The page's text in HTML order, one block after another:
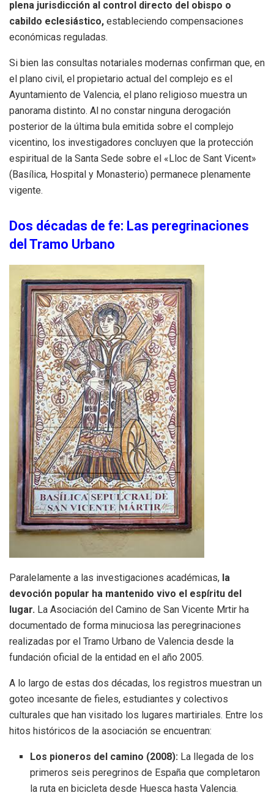
plena jurisdicción al control directo del obispo o
cabildo eclesiástico, estableciendo compensaciones
económicas reguladas.
Si bien las consultas notariales modernas confirman que, en
el plano civil, el propietario actual del complejo es el
Ayuntamiento de Valencia, el plano religioso muestra un
panorama distinto. Al no constar ninguna derogación
posterior de la última bula emitida sobre el complejo
vicentino, los investigadores concluyen que la protección
espiritual de la Santa Sede sobre el «Lloc de Sant Vicent»
(Basílica, Hospital y Monasterio) permanece plenamente
vigente.
Dos décadas de fe: Las peregrinaciones
del Tramo Urbano
Paralelamente a las investigaciones académicas, la
devoción popular ha mantenido vivo el espíritu del
lugar. La Asociación del Camino de San Vicente Mrtir ha
documentado de forma minuciosa las peregrinaciones
realizadas por el Tramo Urbano de Valencia desde la
fundación oficial de la entidad en el año 2005.
A lo largo de estas dos décadas, los registros muestran un
goteo incesante de fieles, estudiantes y colectivos
culturales que han visitado los lugares martiriales. Entre los
hitos históricos de la asociación se encuentran:
Los pioneros del camino (2008): La llegada de los
primeros seis peregrinos de España que completaron
la ruta en bicicleta desde Huesca hasta Valencia.